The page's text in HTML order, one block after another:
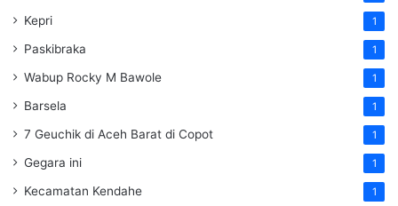
Kepri 1
Paskibraka 1
Wabup Rocky M Bawole 1
Barsela 1
7 Geuchik di Aceh Barat di Copot 1
Gegara ini 1
Kecamatan Kendahe 1